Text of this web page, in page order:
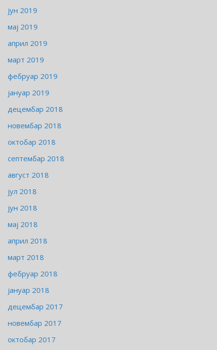
јун 2019
мај 2019
април 2019
март 2019
фебруар 2019
јануар 2019
децембар 2018
новембар 2018
октобар 2018
септембар 2018
август 2018
јул 2018
јун 2018
мај 2018
април 2018
март 2018
фебруар 2018
јануар 2018
децембар 2017
новембар 2017
октобар 2017